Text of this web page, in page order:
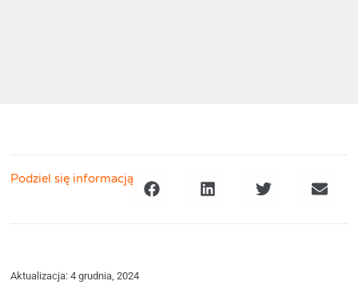
Podziel się informacją
Aktualizacja: 4 grudnia, 2024